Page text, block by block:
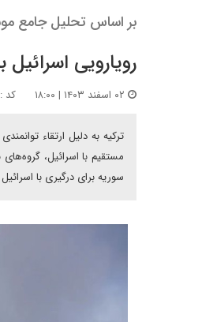
بر اساس تحلیل جامع
رویارویی
کد : ۲۰۳۱۱۶۹
ترکیه به دلیل ارتقاء
مستقیم با اسرائیل،
سوریه برای درگیری با